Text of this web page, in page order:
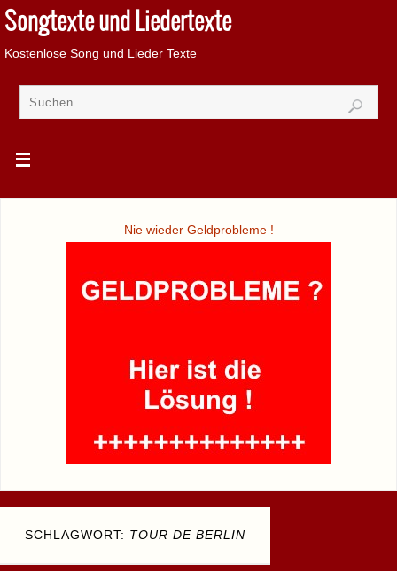
Songtexte und Liedertexte
Kostenlose Song und Lieder Texte
Nie wieder Geldprobleme !
SCHLAGWORT: TOUR DE BERLIN